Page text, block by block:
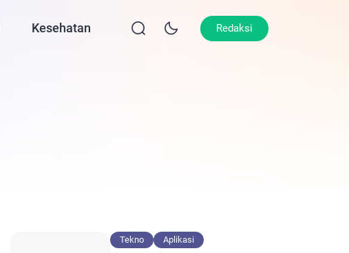
Kesehatan Lifestyle Olahraga
Redaksi
Tekno Aplikasi